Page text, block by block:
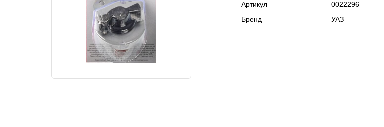
Артикул
0022296
Бренд
УАЗ